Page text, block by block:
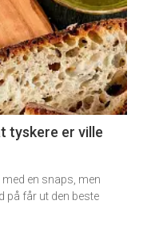
tyskere er ville
en snaps, men
på får ut den beste